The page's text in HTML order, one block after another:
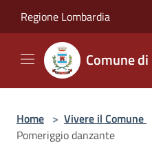
Regione Lombardia
Comune
Home > Vivere il Comune
Pomeriggio danzante